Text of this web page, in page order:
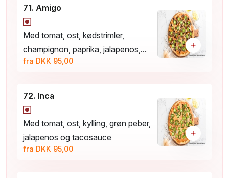
71. Amigo
Med tomat, ost, kødstrimler,
champignon, paprika, jalapenos,...
fra DKK 95,00
+
72. Inca
Med tomat, ost, kylling, grøn peber,
jalapenos og tacosauce
fra DKK 95,00
+